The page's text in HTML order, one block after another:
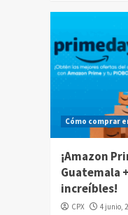
Cómo comprar
¡Amazon
Guatemala
increíbles!
CPX 4 junio,